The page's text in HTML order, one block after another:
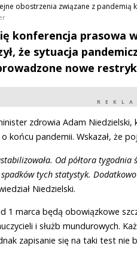
obostrzenia związane z pandemią
konferencja prasowa
że sytuacja
nowe
zdrowia Adam
końcu pandemii. Wskazał, że
Od półtora
tych statystyk.
Niedzielski.
1 marca będą obowiązkowe
i służb mundurowych.
zapisanie się na taki test nie